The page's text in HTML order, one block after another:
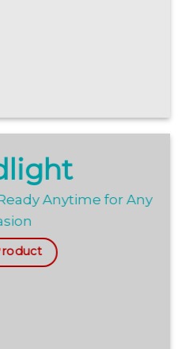
Anytime for Any